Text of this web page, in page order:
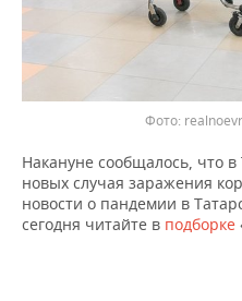
Фото:
Накануне сообщалось, что в
новых случая заражения
новости о пандемии в
сегодня читайте в подборке